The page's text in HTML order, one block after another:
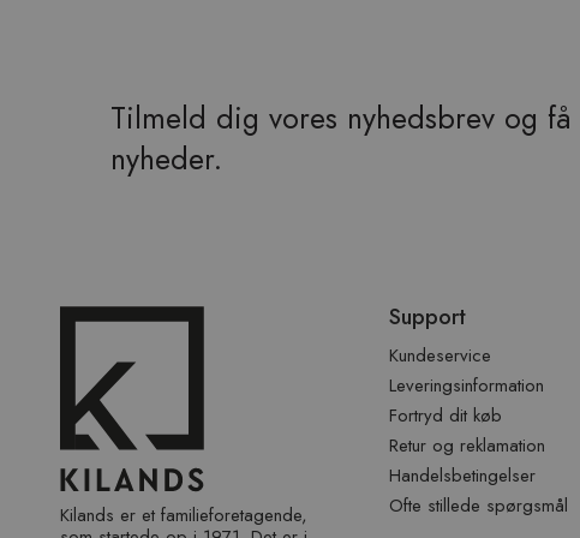
Tilmeld dig vores nyhedsbrev og
nyheder.
over
Kilands er et familieforetagende,
Support
Kundeservice
Leveringsinformation
Fortryd dit køb
Retur og reklamation
Handelsbetingelser
Ofte stillede spørgsmål